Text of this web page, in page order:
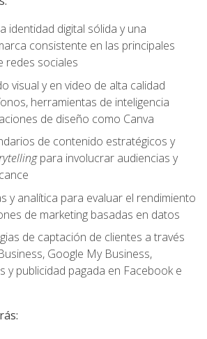
identidad digital sólida y una
consistente en las principales
redes sociales
visual y en video de alta calidad
herramientas de inteligencia
de diseño como Canva
de contenido estratégicos y
para involucrar audiencias y
y analítica para evaluar el rendimiento
de marketing basadas en datos
de captación de clientes a través
Google My Business,
y publicidad pagada en Facebook e